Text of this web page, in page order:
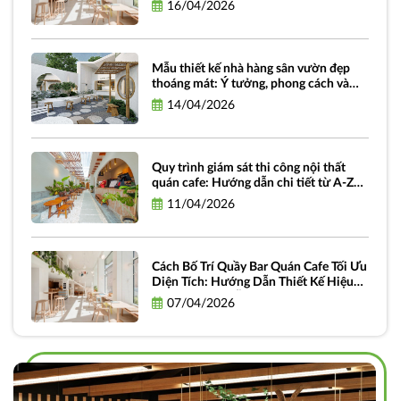
16/04/2026
Mẫu thiết kế nhà hàng sân vườn đẹp
thoáng mát: Ý tưởng, phong cách và
hình ảnh truyền cảm hứng
14/04/2026
Quy trình giám sát thi công nội thất
quán cafe: Hướng dẫn chi tiết từ A-Z
dành cho chủ đầu tư
11/04/2026
Cách Bố Trí Quầy Bar Quán Cafe Tối Ưu
Diện Tích: Hướng Dẫn Thiết Kế Hiệu
Quả và Thực Tiễn
07/04/2026